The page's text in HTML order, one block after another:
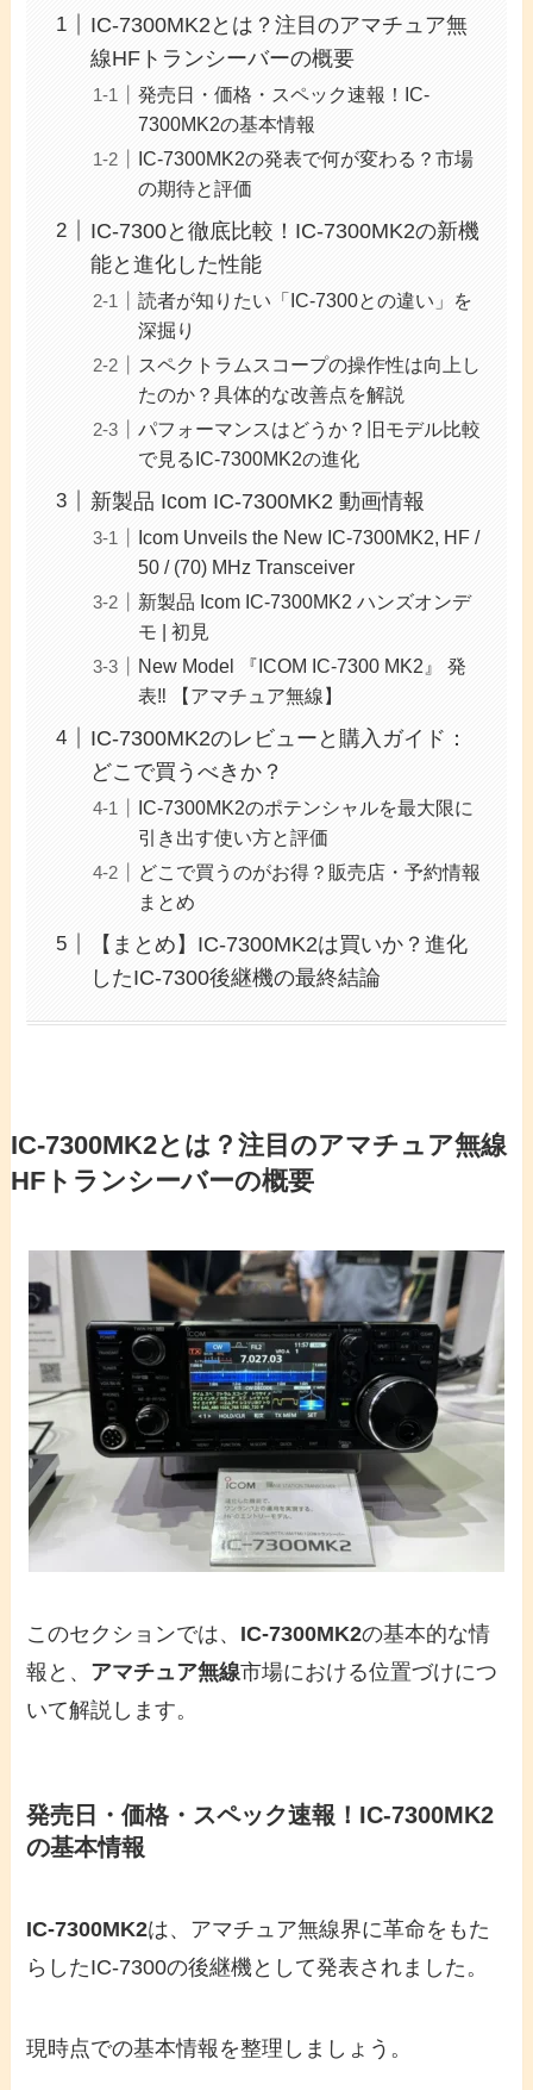
IC-7300MK2とは？注目のアマチュア無
線HFトランシーバーの概要
発売日・価格・スペック速報！IC-
7300MK2の基本情報
IC-7300MK2の発表で何が変わる？市場
の期待と評価
IC-7300と徹底比較！IC-7300MK2の新機
能と進化した性能
読者が知りたい「IC-7300との違い」を
深掘り
スペクトラムスコープの操作性は向上し
たのか？具体的な改善点を解説
パフォーマンスはどうか？旧モデル比較
で見るIC-7300MK2の進化
新製品 Icom IC-7300MK2 動画情報
Icom Unveils the New IC-7300MK2, HF /
50 / (70) MHz Transceiver
新製品 Icom IC-7300MK2 ハンズオンデ
モ | 初見
New Model 『ICOM IC-7300 MK2』 発
表‼️ 【アマチュア無線】
IC-7300MK2のレビューと購入ガイド：
どこで買うべきか？
IC-7300MK2のポテンシャルを最大限に
引き出す使い方と評価
どこで買うのがお得？販売店・予約情報
まとめ
【まとめ】IC-7300MK2は買いか？進化
したIC-7300後継機の最終結論
IC-7300MK2とは？注目のアマチュア無線
HFトランシーバーの概要
このセクションでは、 IC-7300MK2の基本的な情
報と、 アマチュア無線市場における位置づけにつ
いて解説します。
発売日・価格・スペック速報！IC-7300MK2
の基本情報
IC-7300MK2は、アマチュア無線界に革命をもた
らしたIC-7300の後継機として発表されました。
現時点での基本情報を整理しましょう。